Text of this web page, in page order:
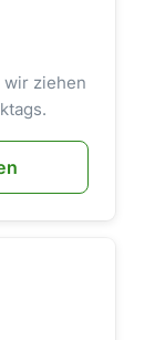
wir ziehen